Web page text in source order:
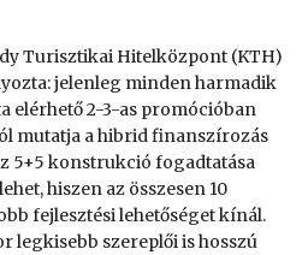
Turisztikai Hitelközpont (KTH)
jelenleg minden harmadik
elérhető 2-3-as promócióban
mutatja a hibrid finanszírozás
5+5 konstrukció fogadtatása
hiszen az összesen 10
fejlesztési lehetőséget kínál.
legkisebb szereplői is hosszú